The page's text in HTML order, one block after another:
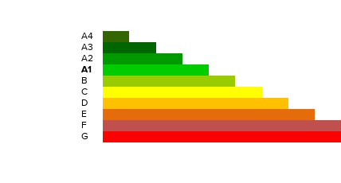
A4
A3
A2
A1
B
C
D
E
F
G